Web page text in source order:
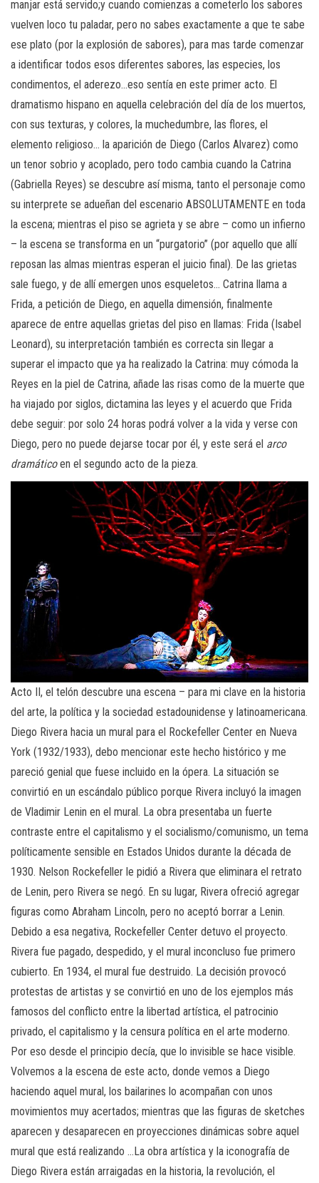
manjar está servido;y cuando comienzas a cometerlo los sabores
vuelven loco tu paladar, pero no sabes exactamente a que te sabe
ese plato (por la explosión de sabores), para mas tarde comenzar
a identificar todos esos diferentes sabores, las especies, los
condimentos, el aderezo…eso sentía en este primer acto. El
dramatismo hispano en aquella celebración del día de los muertos,
con sus texturas, y colores, la muchedumbre, las flores, el
elemento religioso… la aparición de Diego (Carlos Alvarez) como
un tenor sobrio y acoplado, pero todo cambia cuando la Catrina
(Gabriella Reyes) se descubre así misma, tanto el personaje como
su interprete se adueñan del escenario ABSOLUTAMENTE en toda
la escena; mientras el piso se agrieta y se abre – como un infierno
– la escena se transforma en un “purgatorio” (por aquello que allí
reposan las almas mientras esperan el juicio final). De las grietas
sale fuego, y de allí emergen unos esqueletos… Catrina llama a
Frida, a petición de Diego, en aquella dimensión, finalmente
aparece de entre aquellas grietas del piso en llamas: Frida (Isabel
Leonard), su interpretación también es correcta sin llegar a
superar el impacto que ya ha realizado la Catrina: muy cómoda la
Reyes en la piel de Catrina, añade las risas como de la muerte que
ha viajado por siglos, dictamina las leyes y el acuerdo que Frida
debe seguir: por solo 24 horas podrá volver a la vida y verse con
Diego, pero no puede dejarse tocar por él, y este será el arco
dramáticoen el segundo acto de la pieza.
Acto II, el telón descubre una escena – para mi clave en la historia
del arte, la política y la sociedad estadounidense y latinoamericana.
Diego Rivera hacia un mural para el Rockefeller Center en Nueva
York (1932/1933), debo mencionar este hecho histórico y me
pareció genial que fuese incluido en la ópera. La situación se
convirtió en un escándalo público porque Rivera incluyó la imagen
de Vladimir Lenin en el mural. La obra presentaba un fuerte
contraste entre el capitalismo y el socialismo/comunismo, un tema
políticamente sensible en Estados Unidos durante la década de
1930. Nelson Rockefeller le pidió a Rivera que eliminara el retrato
de Lenin, pero Rivera se negó. En su lugar, Rivera ofreció agregar
figuras como Abraham Lincoln, pero no aceptó borrar a Lenin.
Debido a esa negativa, Rockefeller Center detuvo el proyecto.
Rivera fue pagado, despedido, y el mural inconcluso fue primero
cubierto. En 1934, el mural fue destruido. La decisión provocó
protestas de artistas y se convirtió en uno de los ejemplos más
famosos del conflicto entre la libertad artística, el patrocinio
privado, el capitalismo y la censura política en el arte moderno.
Por eso desde el principio decía, que lo invisible se hace visible.
Volvemos a la escena de este acto, donde vemos a Diego
haciendo aquel mural, los bailarines lo acompañan con unos
movimientos muy acertados; mientras que las figuras de sketches
aparecen y desaparecen en proyecciones dinámicas sobre aquel
mural que está realizando …La obra artística y la iconografía de
Diego Rivera están arraigadas en la historia, la revolución, el